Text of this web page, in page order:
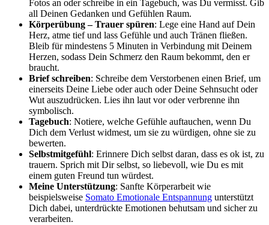
Fotos an oder schreibe in ein Tagebuch, was Du vermisst. Gib
all Deinen Gedanken und Gefühlen Raum.
Körperübung – Trauer spüren: Lege eine Hand auf Dein
Herz, atme tief und lass Gefühle und auch Tränen fließen.
Bleib für mindestens 5 Minuten in Verbindung mit Deinem
Herzen, sodass Dein Schmerz den Raum bekommt, den er
braucht.
Brief schreiben: Schreibe dem Verstorbenen einen Brief, um
einerseits Deine Liebe oder auch oder Deine Sehnsucht oder
Wut auszudrücken. Lies ihn laut vor oder verbrenne ihn
symbolisch.
Tagebuch: Notiere, welche Gefühle auftauchen, wenn Du
Dich dem Verlust widmest, um sie zu würdigen, ohne sie zu
bewerten.
Selbstmitgefühl: Erinnere Dich selbst daran, dass es ok ist, zu
trauern. Sprich mit Dir selbst, so liebevoll, wie Du es mit
einem guten Freund tun würdest.
Meine Unterstützung: Sanfte Körperarbeit wie
beispielsweise Somato Emotionale Entspannung unterstützt
Dich dabei, unterdrückte Emotionen behutsam und sicher zu
verarbeiten.